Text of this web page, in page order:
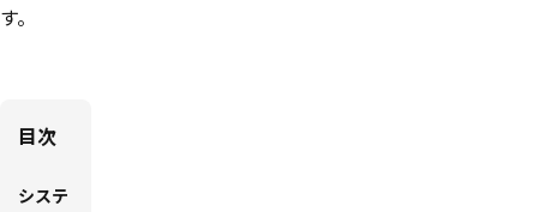
す。
目次
システ